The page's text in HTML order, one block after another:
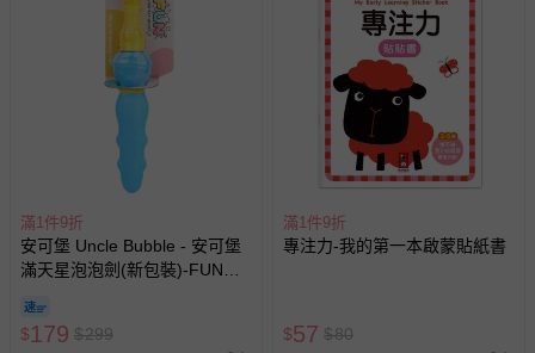
您所購買的商品享有7天的鑑賞期／猶豫期權益，但此期間
並非試用期，您所退回的商品必須是未經使用的全新狀態，
包含完整包裝、配件、說明文件及贈品等。
如需退換貨，請於收到商品7天（含例假日內提出），如為
瑕疵退換貨所產生的運費，將由媽咪愛負責處理，若非瑕疵
並點選『我要退貨』即可進行申請。若有相關退貨問題，請
至媽咪愛 LINE@客服ID: @mamilove我們將依序為您處理
與服務，謝謝。
針對滿件折/滿額贈…等活動，如因部份退貨，而該訂單保
滿1件9折
安可堡 Uncle Bubble - 安可堡
滿天星泡泡劍(新包裝)-FUN系
$179 $299
滿1件9折
專注力-我的第一本啟蒙貼紙書
$57 $80